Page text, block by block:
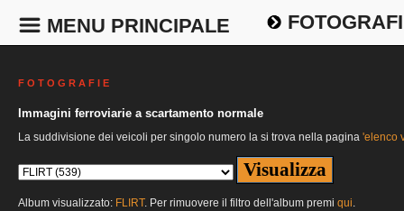
MENU PRINCIPALE
F O T O G R A F I E
Immagini ferroviarie a scartamento normale
La suddivisione dei veicoli per singolo numero la si trova nella pagina 'elenco
Album visualizzato: FLIRT. Per rimuovere il filtro dell'album premi qui.